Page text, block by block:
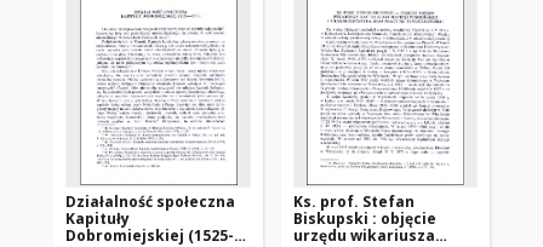
Działalność społeczna
Kapituły
Dobromiejskiej (1525-
Ks. prof. Stefan
Biskupski : objęcie
urzędu wikariusza